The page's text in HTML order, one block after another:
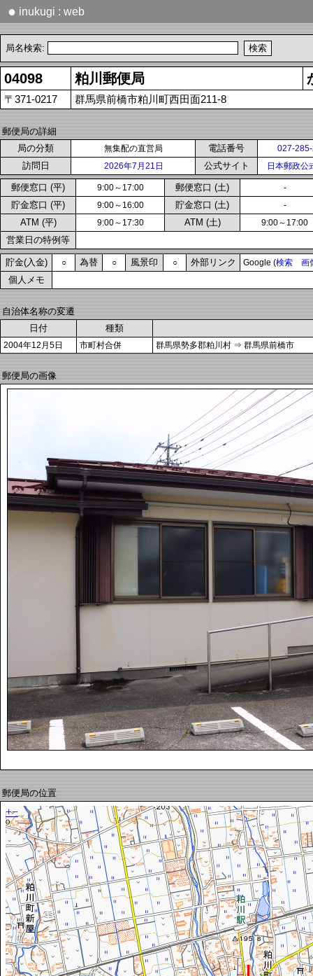
● inukugi : web
局名検索:
04098 粕川郵便局
〒371-0217 群馬県前橋市粕川町西田面211-8
郵便局の詳細
局の分類
無集配の直営局 電話番号 027-
訪問日 2026年7月21日 公式サイト 日本郵政公
郵便窓口 (平) 9:00～17:00 郵便窓口 (土) -
貯金窓口 (平) 9:00～16:00 貯金窓口 (土) -
ATM (平) 9:00～17:30 ATM (土) 9:00～17:00
営業日の特例等
貯金(入金) ○ 為替 ○ 風景印 ○ 外部リンク Google (検索 画
個人メモ
自治体名称の変遷
日付
種類
2004年12月5日 市町村合併 群馬県勢多郡粕川村 ⇒ 群馬県前橋市
郵便局の画像
郵便局の位置